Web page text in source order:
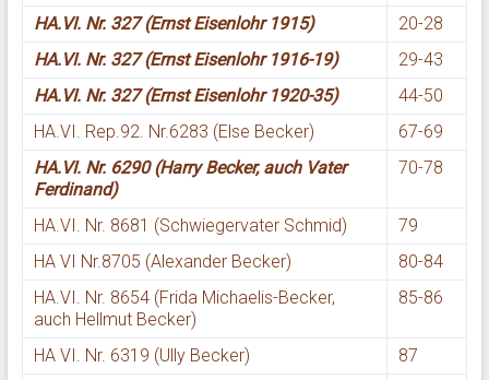
HA.VI. Nr. 327 (Ernst Eisenlohr 1915)
20-28
HA.VI. Nr. 327 (Ernst Eisenlohr 1916-19)
29-43
HA.VI. Nr. 327 (Ernst Eisenlohr 1920-35)
44-50
HA.VI. Rep.92. Nr.6283 (Else Becker)
67-69
HA.VI. Nr. 6290 (Harry Becker, auch Vater
Ferdinand)
70-78
HA.VI. Nr. 8681 (Schwiegervater Schmid)
79
HA VI Nr.8705 (Alexander Becker)
80-84
HA.VI. Nr. 8654 (Frida Michaelis-Becker,
auch Hellmut Becker)
85-86
HA VI. Nr. 6319 (Ully Becker)
87